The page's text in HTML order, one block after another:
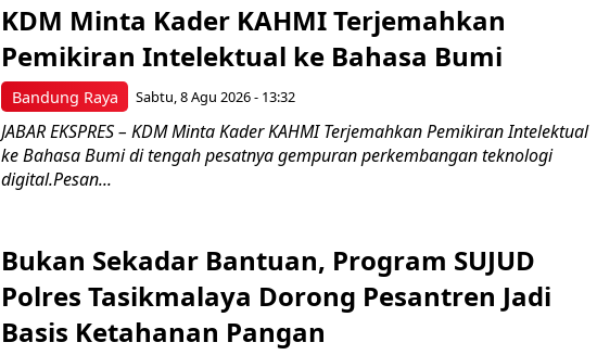
Bandung Raya
KDM Minta Kader KAHMI Terjemahkan
Pemikiran Intelektual ke Bahasa Bumi
Sabtu, 8 Agu 2026 - 13:32
JABAR EKSPRES – KDM Minta Kader KAHMI Terjemahkan Pemikiran Intelektual
ke Bahasa Bumi di tengah pesatnya gempuran perkembangan teknologi
digital.Pesan...
Bukan Sekadar Bantuan, Program SUJUD
Polres Tasikmalaya Dorong Pesantren Jadi
Basis Ketahanan Pangan